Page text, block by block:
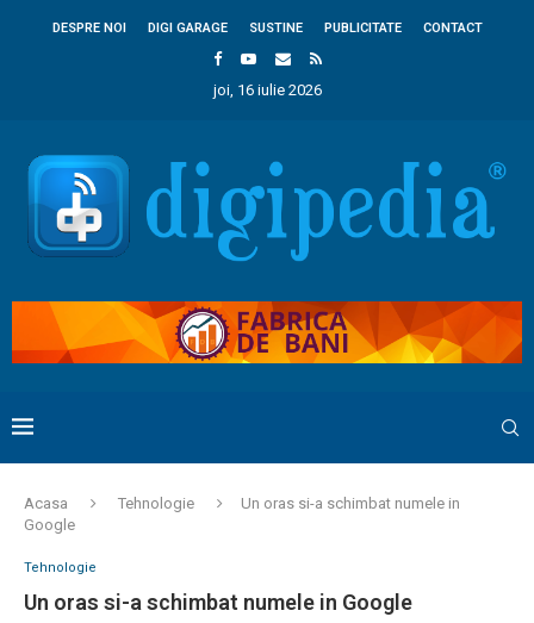
DESPRE NOI DIGI GARAGE SUSTINE PUBLICITATE CONTACT
joi, 16 iulie 2026
Acasa Tehnologie
Un oras si-a schimbat numele in
Google
Tehnologie
Un oras si-a schimbat numele in Google